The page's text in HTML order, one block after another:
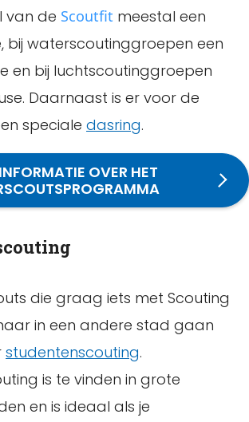
van de Scoutfit meestal een
bij waterscoutinggroepen een
en bij luchtscoutinggroepen
Daarnaast is er voor de
speciale dasring.
OVER HET
die graag iets met Scouting
in een andere stad gaan
studentenscouting.
is te vinden in grote
en is ideaal als je